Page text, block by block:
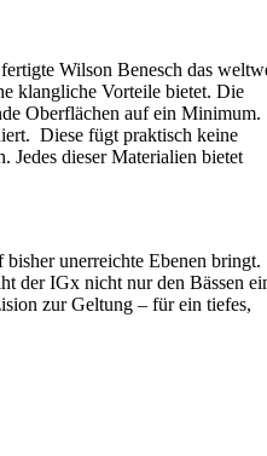
Wilson Benesch das
klangliche Vorteile bietet. Die
Oberflächen auf ein Minimum.
Diese fügt praktisch keine
dieser Materialien bietet
unerreichte Ebenen bringt.
der IGx nicht nur den Bässen
zur Geltung – für ein tiefes,